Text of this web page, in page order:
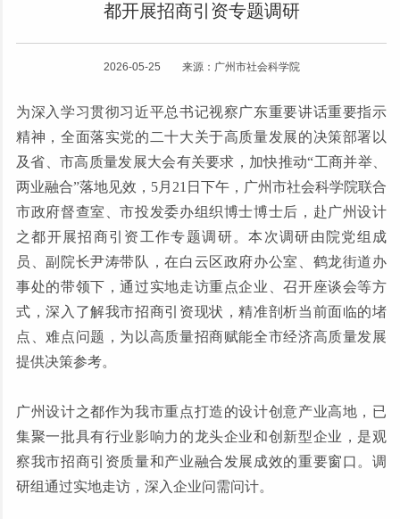
都开展招商引资专题调研
2026-05-25 来源：广州市社会科学院
为深入学习贯彻习近平总书记视察广东重要讲话重要指示
精神，全面落实党的二十大关于高质量发展的决策部署以
及省、市高质量发展大会有关要求，加快推动“工商并举、
两业融合”落地见效，5月21日下午，广州市社会科学院联合
市政府督查室、市投发委办组织博士博士后，赴广州设计
之都开展招商引资工作专题调研。本次调研由院党组成
员、副院长尹涛带队，在白云区政府办公室、鹤龙街道办
事处的带领下，通过实地走访重点企业、召开座谈会等方
式，深入了解我市招商引资现状，精准剖析当前面临的堵
点、难点问题，为以高质量招商赋能全市经济高质量发展
提供决策参考。
广州设计之都作为我市重点打造的设计创意产业高地，已
集聚一批具有行业影响力的龙头企业和创新型企业，是观
察我市招商引资质量和产业融合发展成效的重要窗口。调
研组通过实地走访，深入企业问需问计。